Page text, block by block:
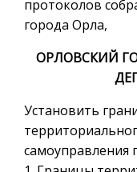
протоколов
города Орла,
ОРЛОВСКИЙ
Установить
самоуправления